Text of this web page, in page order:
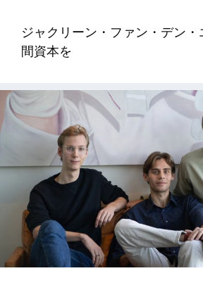
ジャクリーン・ファン・デン
間資本を